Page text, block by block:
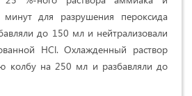
минут для разрушения пероксида
до 150 мл и нейтрализовали
HCl. Охлажденный раствор
колбу на 250 мл и разбавляли до